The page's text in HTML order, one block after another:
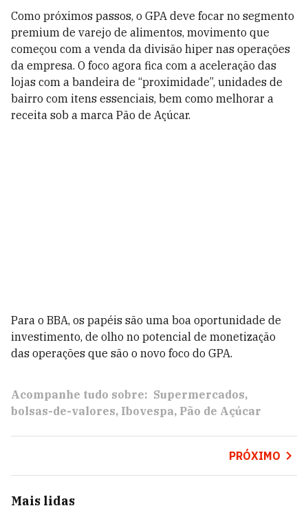
Como próximos passos, o GPA deve focar no segmento
premium de varejo de alimentos, movimento que
começou com a venda da divisão hiper nas operações
da empresa. O foco agora fica com a aceleração das
lojas com a bandeira de “proximidade”, unidades de
bairro com itens essenciais, bem como melhorar a
receita sob a marca Pão de Açúcar.
Para o BBA, os papéis são uma boa oportunidade de
investimento, de olho no potencial de monetização
das operações que são o novo foco do GPA.
Acompanhe tudo sobre: Supermercados
bolsas-de-valores Ibovespa Pão de Açúcar
PRÓXIMO
Mais lidas